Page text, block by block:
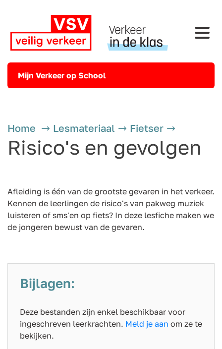
Mijn Verkeer op School
Home Lesmateriaal Fietser
Risico's en gevolgen
Afleiding is één van de grootste gevaren in het verkeer.
Kennen de leerlingen de risico's van pakweg muziek
luisteren of sms'en op fiets? In deze lesfiche maken we
de jongeren bewust van de gevaren.
Bijlagen:
Deze bestanden zijn enkel beschikbaar voor
ingeschreven leerkrachten. Meld je aan om ze te
bekijken.